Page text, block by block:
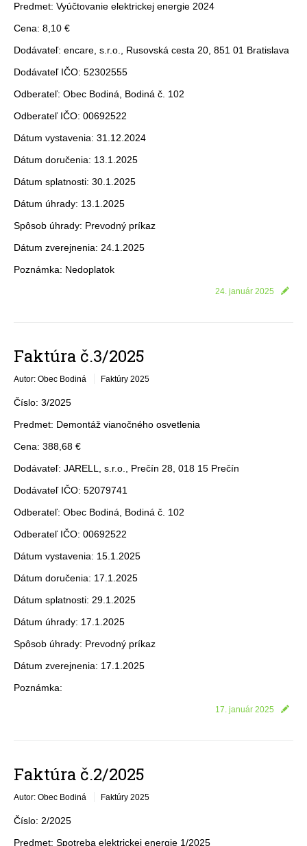
Predmet: Vyúčtovanie elektrickej energie 2024
Cena: 8,10 €
Dodávateľ: encare, s.r.o., Rusovská cesta 20, 851 01 Bratislava
Dodávateľ IČO: 52302555
Odberateľ: Obec Bodiná, Bodiná č. 102
Odberateľ IČO: 00692522
Dátum vystavenia: 31.12.2024
Dátum doručenia: 13.1.2025
Dátum splatnosti: 30.1.2025
Dátum úhrady: 13.1.2025
Spôsob úhrady: Prevodný príkaz
Dátum zverejnenia: 24.1.2025
Poznámka: Nedoplatok
24. január 2025
Faktúra č.3/2025
Autor: Obec Bodiná Faktúry 2025
Číslo: 3/2025
Predmet: Demontáž vianočného osvetlenia
Cena: 388,68 €
Dodávateľ: JARELL, s.r.o., Prečín 28, 018 15 Prečín
Dodávateľ IČO: 52079741
Odberateľ: Obec Bodiná, Bodiná č. 102
Odberateľ IČO: 00692522
Dátum vystavenia: 15.1.2025
Dátum doručenia: 17.1.2025
Dátum splatnosti: 29.1.2025
Dátum úhrady: 17.1.2025
Spôsob úhrady: Prevodný príkaz
Dátum zverejnenia: 17.1.2025
Poznámka:
17. január 2025
Faktúra č.2/2025
Autor: Obec Bodiná Faktúry 2025
Číslo: 2/2025
Predmet: Spotreba elektrickej energie 1/2025